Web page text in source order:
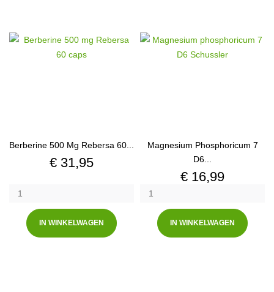
Berberine 500 Mg Rebersa 60...
Prijs
€ 31,95
IN WINKELWAGEN
Magnesium Phosphoricum 7
D6...
Prijs
€ 16,99
IN WINKELWAGEN